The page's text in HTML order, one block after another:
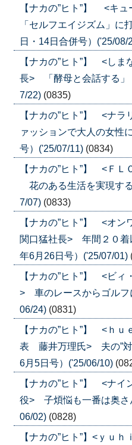
【ナカの”ヒト”】 <キ
「セルフエイジズム」に
日・14日合併号）('25/08/
【ナカの”ヒト”】 <し
長> 「酵母と会話する」
7/22) (0835)
【ナカの”ヒト”】 <ナ
ァッションで大人の女性
号）('25/07/11) (0834)
【ナカの”ヒト”】 <Ｆ
花のある生活を実現す
7/07) (0833)
【ナカの”ヒト”】 <オ
関口猛社長> 年間２０着
年6月26日号）('25/07/01)
【ナカの”ヒト”】 <ビ
> 車のレースからゴルフ
06/24) (0831)
【ナカの”ヒト”】 <ｈ
表 藤井万理氏> 夫の”対
6月5日号）('25/06/10)
【ナカの”ヒト”】 <ナ
役> 子煩悩も一番は奥さ
06/02) (0828)
【ナカの”ヒト”】<ｙｕ